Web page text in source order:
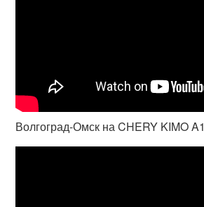
Волгоград-Омск на CHERY KIMO A1